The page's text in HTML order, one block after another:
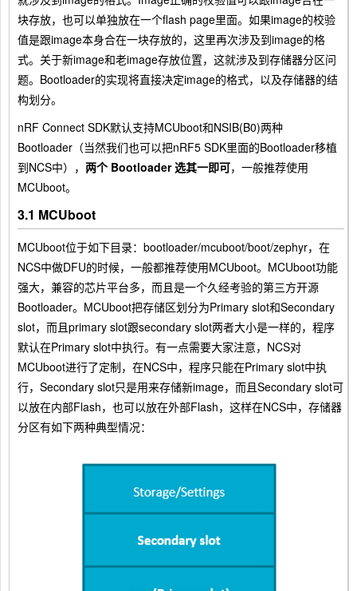
块存放，也可以单独放在一个flash page里面。如果image的校验
值是跟image本身合在一块存放的，这里再次涉及到image的格
式。关于新image和老image存放位置，这就涉及到存储器分区问
题。Bootloader的实现将直接决定image的格式，以及存储器的结
构划分。
nRF Connect SDK默认支持MCUboot和NSIB(B0)两种
Bootloader（当然我们也可以把nRF5 SDK里面的Bootloader移植
到NCS中）， 两个 Bootloader 选其一即可，一般推荐使用
MCUboot。
3.1 MCUboot
MCUboot位于如下目录：bootloader/mcuboot/boot/zephyr，在
NCS中做DFU的时候，一般都推荐使用MCUboot。MCUboot功能
强大，兼容的芯片平台多，而且是一个久经考验的第三方开源
Bootloader。MCUboot把存储区划分为Primary slot和Secondary
slot，而且primary slot跟secondary slot两者大小是一样的，程序
默认在Primary slot中执行。有一点需要大家注意，NCS对
MCUboot进行了定制，在NCS中，程序只能在Primary slot中执
行，Secondary slot只是用来存储新image，而且Secondary slot可
以放在内部Flash，也可以放在外部Flash，这样在NCS中，存储器
分区有如下两种典型情况：